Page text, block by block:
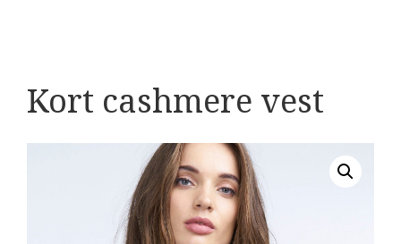
Kort cashmere vest